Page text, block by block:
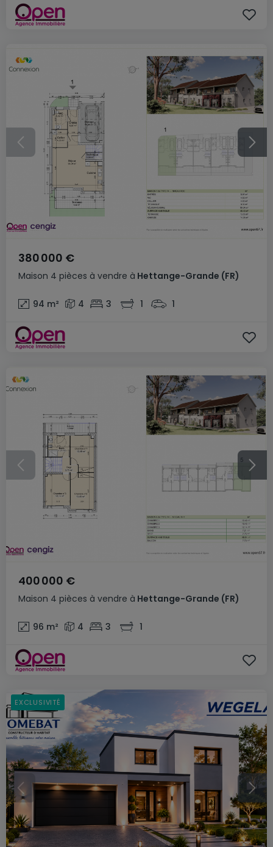
Maison 4 pièces à vendre à Hettange-Grande (FR)
380 000 €
94 m² 4 3 1 1
Maison 4 pièces à vendre à Hettange-Grande (FR)
400 000 €
96 m² 4 3 1
EXCLUSIVITÉ